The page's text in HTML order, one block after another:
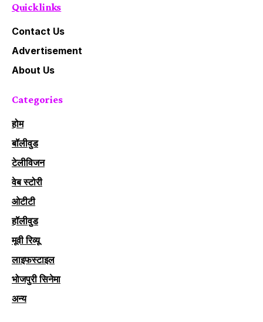
Quick links
Contact Us
Advertisement
About Us
Categories
होम
बॉलीवुड
टेलीविजन
वेब स्टोरी
ओटीटी
हॉलीवुड
मूवी रिव्यू
लाइफस्टाइल
भोजपुरी सिनेमा
अन्य